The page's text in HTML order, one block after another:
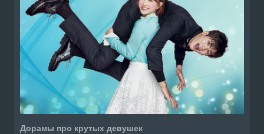
Дорамы про крутых девушек